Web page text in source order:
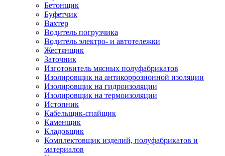
Бетонщик
Буфетчик
Вахтер
Водитель погрузчика
Водитель электро- и автотележки
Жестянщик
Заточник
Изготовитель мясных полуфабрикатов
Изолировщик на антикоррозионной изоляции
Изолировщик на гидроизоляции
Изолировщик на термоизоляции
Истопник
Кабельщик-спайщик
Каменщик
Кладовщик
Комплектовщик изделий, полуфабрикатов и
материалов